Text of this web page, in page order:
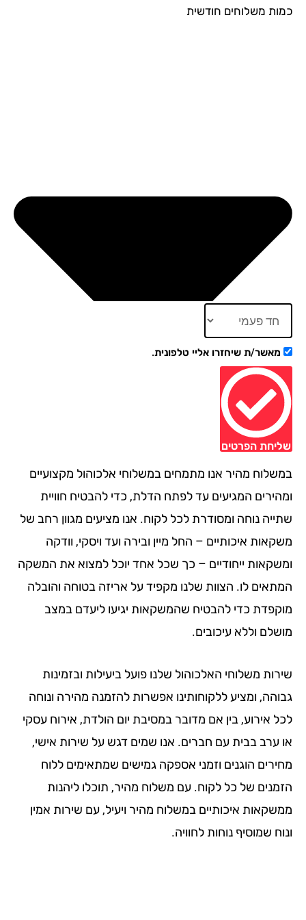
משלוחים חודשית
מאשר/ת שיחזרו אליי טלפונית.
הפרטים
מהיר אנו מתמחים במשלוחי אלכוהול מקצועיים
המגיעים עד לפתח הדלת, כדי להבטיח חוויית
נוחה ומסודרת לכל לקוח. אנו מציעים מגוון רחב של
איכותיים – החל מיין ובירה ועד ויסקי, וודקה
ייחודיים – כך שכל אחד יוכל למצוא את המשקה
לו. הצוות שלנו מקפיד על אריזה בטוחה והובלה
כדי להבטיח שהמשקאות יגיעו ליעדם במצב
וללא עיכובים.
משלוחי האלכוהול שלנו פועל ביעילות ובזמינות
ומציע ללקוחותינו אפשרות להזמנה מהירה ונוחה
אירוע, בין אם מדובר במסיבת יום הולדת, אירוח עסקי
ערב בבית עם חברים. אנו שמים דגש על שירות אישי,
הוגנים וזמני אספקה גמישים שמתאימים ללוח
של כל לקוח. עם משלוח מהיר, תוכלו ליהנות
איכותיים במשלוח מהיר ויעיל, עם שירות אמין
שמוסיף נוחות לחוויה.